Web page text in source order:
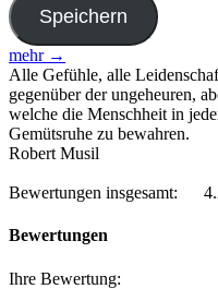
mehr →
Alle Gefühle, alle
gegenüber der ungeheuren,
welche die Menschheit in
Gemütsruhe zu bewahren.
Robert Musil
Bewertungen insgesamt:
Bewertungen
Ihre Bewertung: